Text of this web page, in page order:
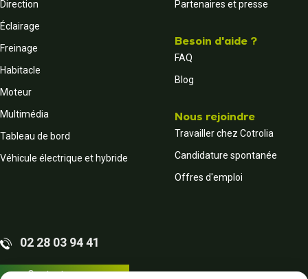
Direction
Éclairage
Freinage
Habitacle
Moteur
Multimédia
Tableau de bord
Véhicule électrique et hybride
Partenaires et presse
Besoin d'aide ?
FAQ
Blog
Nous rejoindre
Travailler chez Cotrolia
Candidature spontanée
Offres d'emploi
02 28 03 94 41
Contactez-nous